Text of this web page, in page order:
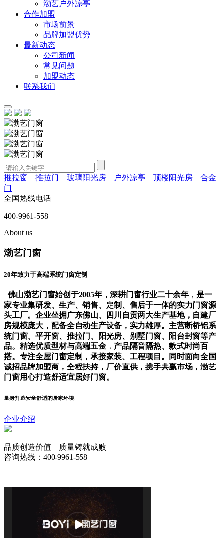
渤艺户外凉亭
合作加盟
市场前景
品牌加盟优势
最新动态
公司新闻
常见问题
加盟动态
联系我们
推拉窗 推拉门 玻璃阳光房 户外凉亭 顶楼阳光房
合金
门
全国热线电话
400-9961-558
About us
渤艺门窗
20年致力于高端系统门窗定制
佛山渤艺门窗始创于2005年，深耕门窗行业二十余年，是一
家专业集研发、生产、销售、定制、售后于一体的实力门窗源
头工厂。企业坐拥广东佛山、四川自贡两大生产基地，自建厂
房规模庞大，配备全自动生产设备，实力雄厚。主营断桥铝系
统门窗、平开窗、推拉门、阳光房、别墅门窗、阳台封窗等产
品。精选优质型材与高端五金，产品隔音隔热、款式时尚百
搭。专注全屋门窗定制，承接家装、工程项目。同时面向全国
诚招品牌加盟商，全程扶持，厂价直供，携手共赢市场，渤艺
门窗用心打造舒适宜居好门窗。
量身打造安全舒适的居家环境
企业介绍
品质创造价值 质量铸就成败
咨询热线：400-9961-558